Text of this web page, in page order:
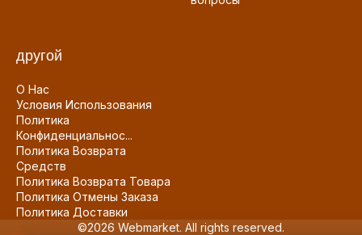
другой
О Нас
Условия Использования
Политика
Конфиденциальнос...
Политика Возврата
Средств
Политика Возврата Товара
Политика Отмены Заказа
Политика Доставки
©2026 Webmarket. All rights reserved.